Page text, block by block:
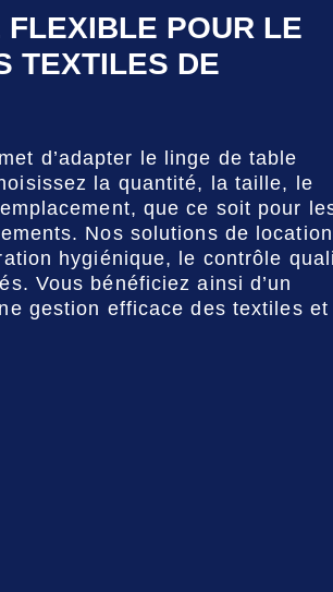
POUR LE
TEXTILES DE
d’adapter le linge de table
la quantité, la taille, le
que ce soit pour
Nos solutions de location
hygiénique, le contrôle
Vous bénéficiez ainsi d’un
gestion efficace des textiles et